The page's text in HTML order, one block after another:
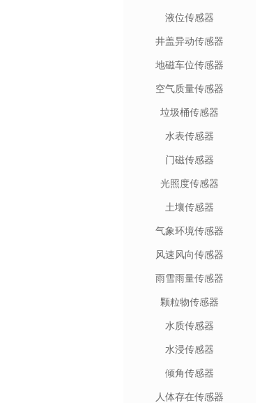
液位传感器
井盖异动传感器
地磁车位传感器
空气质量传感器
垃圾桶传感器
水表传感器
门磁传感器
光照度传感器
土壤传感器
气象环境传感器
风速风向传感器
雨雪雨量传感器
颗粒物传感器
水质传感器
水浸传感器
倾角传感器
人体存在传感器